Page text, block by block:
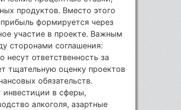
продуктов. Вместо этого
формируется через
участие в проекте. Важным
сторонами соглашения:
несут ответственность за
тщательную оценку проектов
обязательств.
инвестиции в сферы,
алкоголя, азартные